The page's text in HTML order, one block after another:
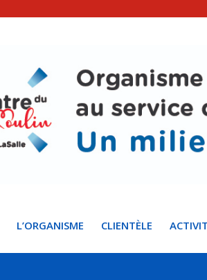
L’ORGANISME CLIENTÈLE